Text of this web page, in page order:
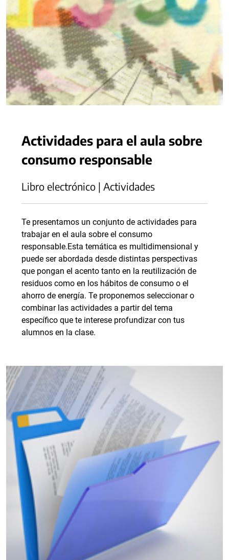
Actividades para el aula sobre
consumo responsable
Libro electrónico | Actividades
Te presentamos un conjunto de actividades para
trabajar en el aula sobre el consumo
responsable.Esta temática es multidimensional y
puede ser abordada desde distintas perspectivas
que pongan el acento tanto en la reutilización de
residuos como en los hábitos de consumo o el
ahorro de energía. Te proponemos seleccionar o
combinar las actividades a partir del tema
específico que te interese profundizar con tus
alumnos en la clase.